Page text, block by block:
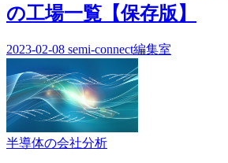
の工場一覧【保存版】
2023-02-08 semi-connect編集室
半導体の会社分析